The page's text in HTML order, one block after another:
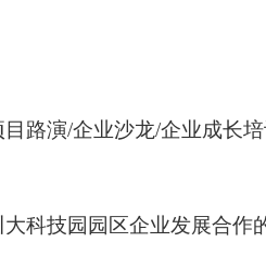
路演/企业沙龙/企业成长
科技园园区企业发展合作